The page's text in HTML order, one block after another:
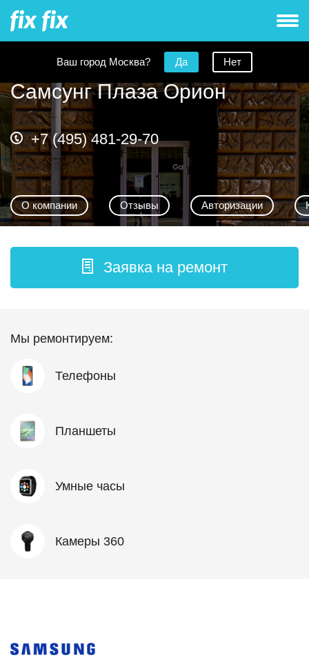
Ваш город Москва? Да Нет
Самсунг Плаза Орион
+7 (495) 481-29-70
О компании Отзывы Авторизации
Заявка на ремонт
Мы ремонтируем:
Телефоны
Планшеты
Умные часы
Камеры 360